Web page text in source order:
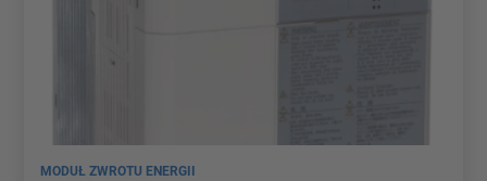
MODUŁ ZWROTU ENERGII